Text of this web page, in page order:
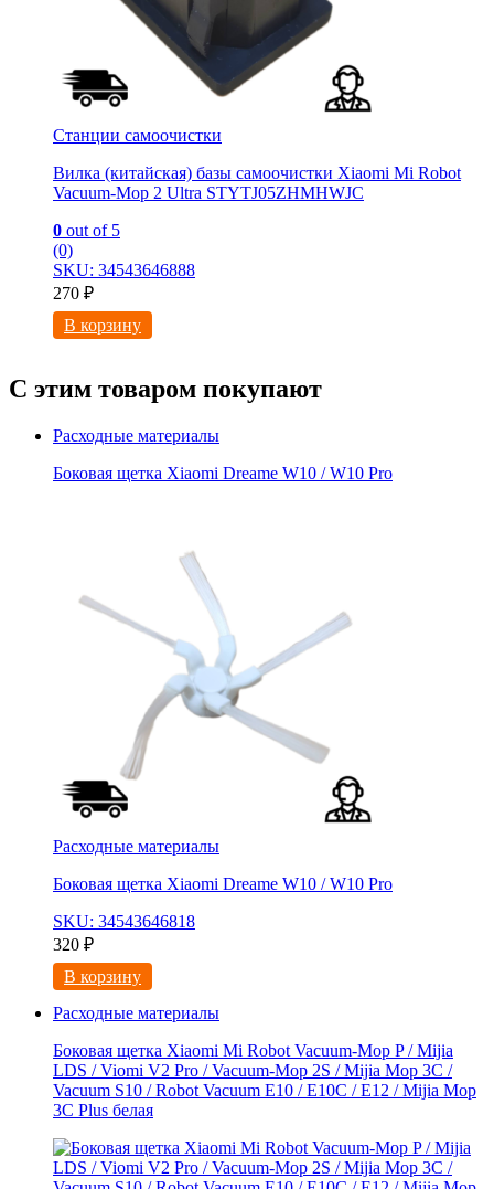
Станции самоочистки
Вилка (китайская) базы самоочистки Xiaomi Mi Robot
Vacuum-Mop 2 Ultra STYTJ05ZHMHWJC
0 out of 5
(0)
SKU: 34543646888
270 ₽
В корзину
С этим товаром покупают
Расходные материалы
Боковая щетка Xiaomi Dreame W10 / W10 Pro
Расходные материалы
Боковая щетка Xiaomi Dreame W10 / W10 Pro
SKU: 34543646818
320 ₽
В корзину
Расходные материалы
Боковая щетка Xiaomi Mi Robot Vacuum-Mop P / Mijia
LDS / Viomi V2 Pro / Vacuum-Mop 2S / Mijia Mop 3C /
Vacuum S10 / Robot Vacuum E10 / E10C / E12 / Mijia Mop
3С Рlus белая